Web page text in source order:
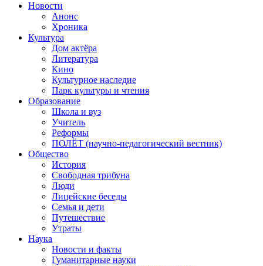
Новости
Анонс
Хроника
Культура
Дом актёра
Литература
Кино
Культурное наследие
Парк культуры и чтения
Образование
Школа и вуз
Учитель
Реформы
ПОЛЁТ (научно-педагогический вестник)
Общество
История
Свободная трибуна
Люди
Лицейские беседы
Семья и дети
Путешествие
Утраты
Наука
Новости и факты
Гуманитарные науки